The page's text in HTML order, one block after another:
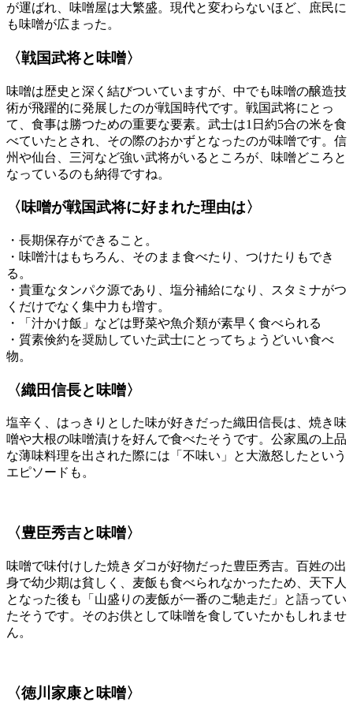
が運ばれ、味噌屋は大繁盛。現代と変わらないほど、庶民に
も味噌が広まった。
〈戦国武将と味噌〉
味噌は歴史と深く結びついていますが、中でも味噌の醸造技
術が飛躍的に発展したのが戦国時代です。戦国武将にとっ
て、食事は勝つための重要な要素。武士は1日約5合の米を食
べていたとされ、その際のおかずとなったのが味噌です。信
州や仙台、三河など強い武将がいるところが、味噌どころと
なっているのも納得ですね。
〈味噌が戦国武将に好まれた理由は〉
・長期保存ができること。
・味噌汁はもちろん、そのまま食べたり、つけたりもでき
る。
・貴重なタンパク源であり、塩分補給になり、スタミナがつ
くだけでなく集中力も増す。
・「汁かけ飯」などは野菜や魚介類が素早く食べられる
・質素倹約を奨励していた武士にとってちょうどいい食べ
物。
〈織田信長と味噌〉
塩辛く、はっきりとした味が好きだった織田信長は、焼き味
噌や大根の味噌漬けを好んで食べたそうです。公家風の上品
な薄味料理を出された際には「不味い」と大激怒したという
エピソードも。
〈豊臣秀吉と味噌〉
味噌で味付けした焼きダコが好物だった豊臣秀吉。百姓の出
身で幼少期は貧しく、麦飯も食べられなかったため、天下人
となった後も「山盛りの麦飯が一番のご馳走だ」と語ってい
たそうです。そのお供として味噌を食していたかもしれませ
ん。
〈徳川家康と味噌〉